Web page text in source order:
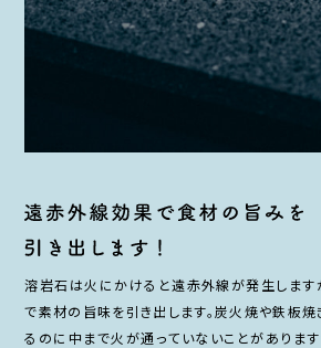
溶岩石は火にかけると遠赤外線が発生します
で素材の旨味を引き出します。炭火焼や鉄板
るのに中まで火が通っていないことがありま